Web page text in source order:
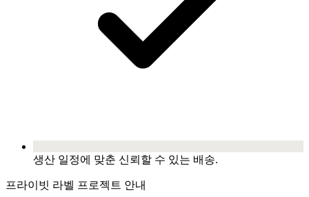
생산 일정에 맞춘 신뢰할 수 있는 배송.
프라이빗 라벨 프로젝트 안내